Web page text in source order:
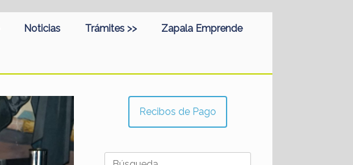
Noticias Trámites >> Zapala Emprende
Recibos de Pago
Buscar: